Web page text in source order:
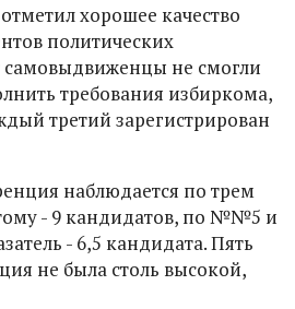
хорошее качество
политических
самовыдвиженцы не смогли
требования избиркома,
третий зарегистрирован
наблюдается по трем
- 9 кандидатов, по №№5 и
- 6,5 кандидата. Пять
не была столь высокой,